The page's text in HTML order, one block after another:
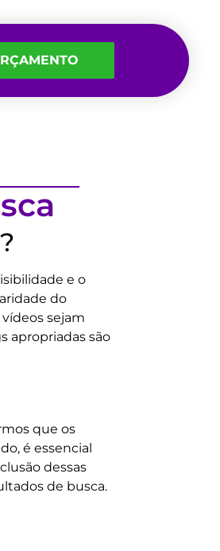
e o
do
sejam
apropriadas são
que os
é essencial
dessas
de busca.